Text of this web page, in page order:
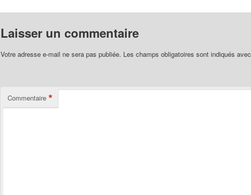
Laisser un commentaire
Votre adresse e-mail ne sera pas publiée. Les champs obligatoires sont indiqués avec
Commentaire *